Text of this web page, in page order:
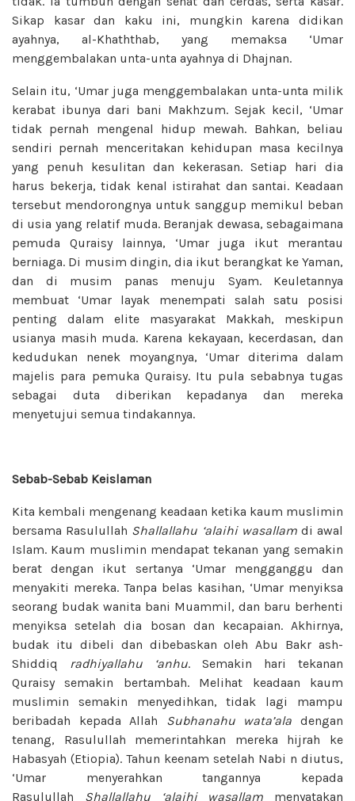
Sikap kasar dan kaku ini, mungkin karena didikan
ayahnya, al-Khaththab, yang memaksa ‘Umar
menggembalakan unta-unta ayahnya di Dhajnan.
Selain itu, ‘Umar juga menggembalakan unta-unta milik
kerabat ibunya dari bani Makhzum. Sejak kecil, ‘Umar
tidak pernah mengenal hidup mewah. Bahkan, beliau
sendiri pernah menceritakan kehidupan masa kecilnya
yang penuh kesulitan dan kekerasan. Setiap hari dia
harus bekerja, tidak kenal istirahat dan santai. Keadaan
tersebut mendorongnya untuk sanggup memikul beban
di usia yang relatif muda. Beranjak dewasa, sebagaimana
pemuda Quraisy lainnya, ‘Umar juga ikut merantau
berniaga. Di musim dingin, dia ikut berangkat ke Yaman,
dan di musim panas menuju Syam. Keuletannya
membuat ‘Umar layak menempati salah satu posisi
penting dalam elite masyarakat Makkah, meskipun
usianya masih muda. Karena kekayaan, kecerdasan, dan
kedudukan nenek moyangnya, ‘Umar diterima dalam
majelis para pemuka Quraisy. Itu pula sebabnya tugas
sebagai duta diberikan kepadanya dan mereka
menyetujui semua tindakannya.
Sebab-Sebab Keislaman
Kita kembali mengenang keadaan ketika kaum muslimin
bersama Rasulullah Shallallahu ‘alaihi wasallamdi awal
Islam. Kaum muslimin mendapat tekanan yang semakin
berat dengan ikut sertanya ‘Umar mengganggu dan
menyakiti mereka. Tanpa belas kasihan, ‘Umar menyiksa
seorang budak wanita bani Muammil, dan baru berhenti
menyiksa setelah dia bosan dan kecapaian. Akhirnya,
budak itu dibeli dan dibebaskan oleh Abu Bakr ash-
Shiddiq
radhiyallahu ‘anhu. Semakin hari tekanan
Quraisy semakin bertambah. Melihat keadaan kaum
muslimin semakin menyedihkan, tidak lagi mampu
beribadah kepada Allah Subhanahu wata’ala dengan
tenang, Rasulullah memerintahkan mereka hijrah ke
Habasyah (Etiopia). Tahun keenam setelah Nabi n diutus,
‘Umar menyerahkan tangannya kepada
Rasulullah Shallallahu ‘alaihi wasallam menyatakan